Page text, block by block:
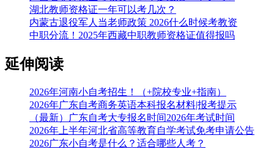
湖北教师资格证一年可以考几次？
内蒙古退役军人当老师政策 2026什么时候考教资
中职分流！2025年西藏中职教师资格证值得报吗
延伸阅读
2026年河南小自考招生！（+院校专业+指南）
2026年广东自考商务英语本科报名材料|报考提示
（最新）广东自考大专报名时间2026年考试时间
2026年上半年河北省高等教育自学考试免考申请公告
2026广东小自考是什么？适合哪些人考？